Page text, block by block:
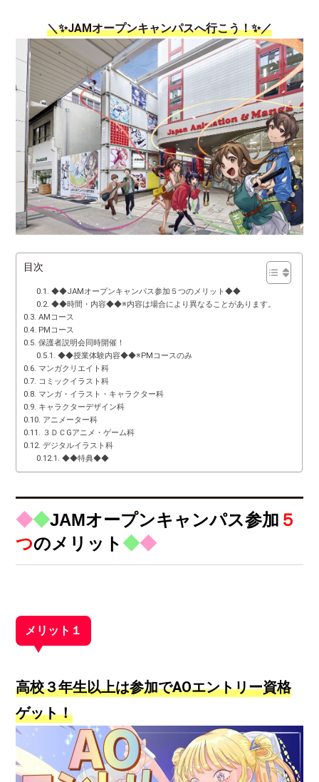
＼✨JAMオープンキャンパスへ行こう！✨／
目次
◆◆JAMオープンキャンパス参加５つのメリット◆◆
◆◆時間・内容◆◆※内容は場合により異なることがあります。
AMコース
PMコース
保護者説明会同時開催！
◆◆授業体験内容◆◆※PMコースのみ
マンガクリエイト科
コミックイラスト科
マンガ・イラスト・キャラクター科
キャラクターデザイン科
アニメーター科
３ＤＣGアニメ・ゲーム科
デジタルイラスト科
◆◆特典◆◆
◆◆JAMオープンキャンパス参加 ５
つのメリット ◆◆
メリット１
高校３年生以上は参加でAOエントリー資格
ゲット！